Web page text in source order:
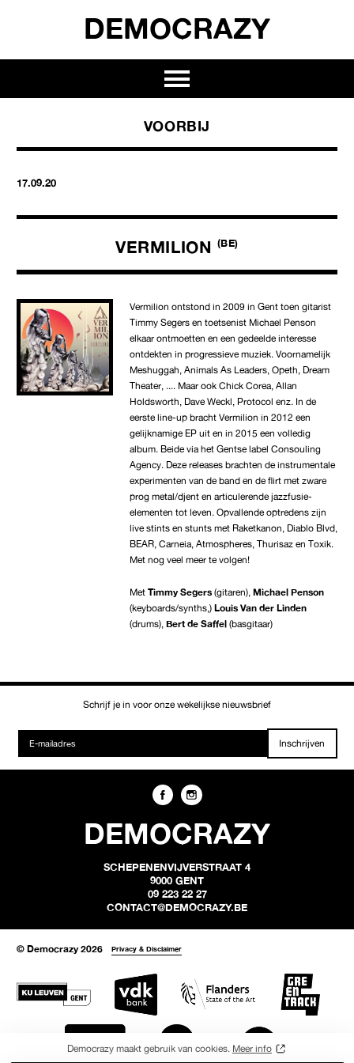
Democrazy maakt gebruik van cookies. Meer info
DEMOCRAZY
VERMILION (BE)
Vermilion ontstond in 2009 in Gent toen gitarist
Timmy Segers en toetsenist Michael Penson
elkaar ontmoetten en een gedeelde interesse
ontdekten in progressieve muziek. Voornamelijk
Meshuggah, Animals As Leaders, Opeth, Dream
Theater, .... Maar ook Chick Corea, Allan
Holdsworth, Dave Weckl, Protocol enz. In de
eerste line-up bracht Vermilion in 2012 een
gelijknamige EP uit en in 2015 een volledig
album. Beide via het Gentse label Consouling
Agency. Deze releases brachten de instrumentale
experimenten van de band en de flirt met zware
prog metal/djent en articulerende jazzfusie-
elementen tot leven. Opvallende optredens zijn
live stints en stunts met Raketkanon, Diablo Blvd,
BEAR, Carneia, Atmospheres, Thurisaz en Toxik.
Met nog veel meer te volgen!
Met Timmy Segers(gitaren), Michael Penson
(keyboards/synths,) Louis Van der Linden
(drums), Bert de Saffel(basgitaar)
VOORBIJ
17.09.20
Schrijf je in voor onze wekelijkse nieuwsbrief
Inschrijven
DEMOCRAZY
SCHEPENENVIJVERSTRAAT 4
9000 GENT
09 223 22 27
CONTACT@DEMOCRAZY.BE
© Democrazy 2026 Privacy & Disclaimer